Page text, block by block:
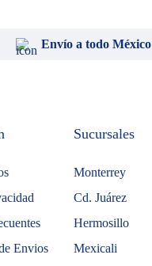
Envío a todo México
Envios
Sucursales
Monterrey
Cd. Juárez
Hermosillo
Mexicali